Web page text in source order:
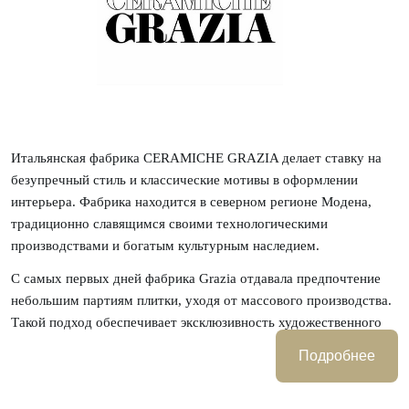
Итальянская фабрика CERAMICHE GRAZIA делает ставку на
безупречный стиль и классические мотивы в оформлении
интерьера. Фабрика находится в северном регионе Модена,
традиционно славящимся своими технологическими
производствами и богатым культурным наследием.
С самых первых дней фабрика Grazia отдавала предпочтение
небольшим партиям плитки, уходя от массового производства.
Такой подход обеспечивает эксклюзивность художественного
производстве используется классический подход и активно
Подробнее